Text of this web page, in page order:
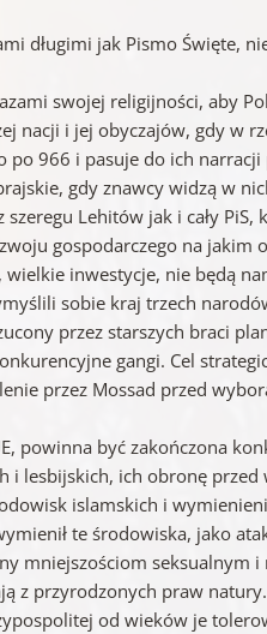
długimi jak Pismo Święte,
swojej religijności, aby
nacji i jej obyczajów, gdy w
po 966 i pasuje do ich
gdy znawcy widzą w
Lehitów jak i cały PiS,
gospodarczego na jakim
inwestycje, nie będą
sobie kraj trzech
przez starszych braci
gangi. Cel
przez Mossad przed
powinna być zakończona
i lesbijskich, ich obronę przed
islamskich i
te środowiska, jako
mniejszościom seksualnym i
z przyrodzonych praw natury.
od wieków je